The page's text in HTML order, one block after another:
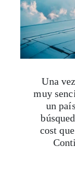
Una
muy
un
cost